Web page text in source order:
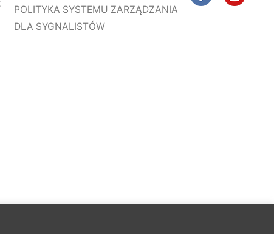
POLITYKA SYSTEMU ZARZĄDZANIA
DLA SYGNALISTÓW